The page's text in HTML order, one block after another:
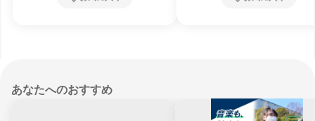
あなたへのおすすめ